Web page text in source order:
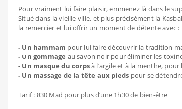
Pour vraiment lui faire plaisir, emmenez là dans le
Situé dans la vieille ville, et plus précisément la
la remercier et lui offrir un moment de détente avec :
- Un hammam pour lui faire découvrir la tradition
- Un gommage au savon noir pour éliminer les
- Un masque du corpsà l’argile et à la menthe,
- Un massage de la tête aux pieds pour se
Tarif : 830 Mad pour plus d’une 1h30 de bien-être